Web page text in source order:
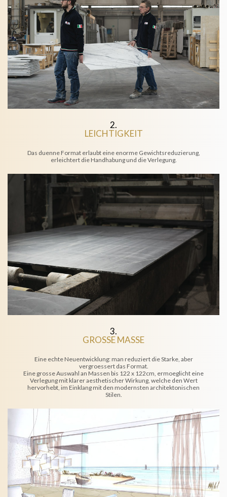
2.
LEICHTIGKEIT
Das duenne Format erlaubt eine enorme Gewichtsreduzierung,
erleichtert die Handhabung und die Verlegung.
3.
GROSSE MASSE
Eine echte Neuentwicklung: man reduziert die Starke, aber
vergroessert das Format.
Eine grosse Auswahl an Massen bis 122 x 122cm, ermoeglicht eine
Verlegung mit klarer aesthetischer Wirkung, welche den Wert
hervorhebt, im Einklang mit den modernsten architektonischen
Stilen.